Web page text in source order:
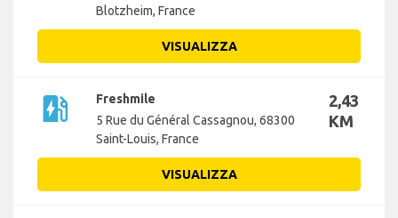
Blotzheim, France
VISUALIZZA
ev_station
Freshmile
5 Rue du Général Cassagnou, 68300
Saint-Louis, France
2,43
KM
VISUALIZZA